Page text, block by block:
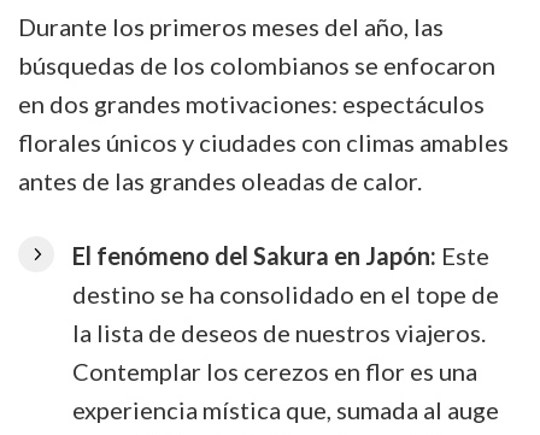
Durante los primeros meses del año, las
búsquedas de los colombianos se enfocaron
en dos grandes motivaciones: espectáculos
florales únicos y ciudades con climas amables
antes de las grandes oleadas de calor.
El fenómeno del Sakura en Japón: Este
destino se ha consolidado en el tope de
la lista de deseos de nuestros viajeros.
Contemplar los cerezos en flor es una
experiencia mística que, sumada al auge